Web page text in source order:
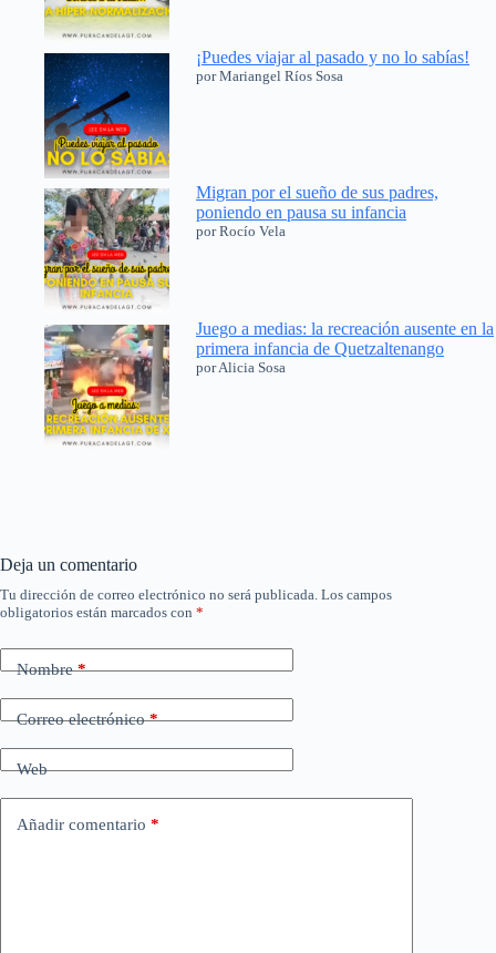
¡Puedes viajar al pasado y no lo sabías!
por Mariangel Ríos Sosa
Migran por el sueño de sus padres,
poniendo en pausa su infancia
por Rocío Vela
Juego a medias: la recreación ausente en la
primera infancia de Quetzaltenango
por Alicia Sosa
Deja un comentario
Tu dirección de correo electrónico no será publicada. Los campos
obligatorios están marcados con *
Nombre*
Correo electrónico*
Web
Añadir comentario *